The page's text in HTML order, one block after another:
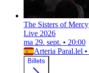
The Sisters of Mercy
Live 2026
ma 29. sept. • 20:00
Arteria Paral.lel •
Billets